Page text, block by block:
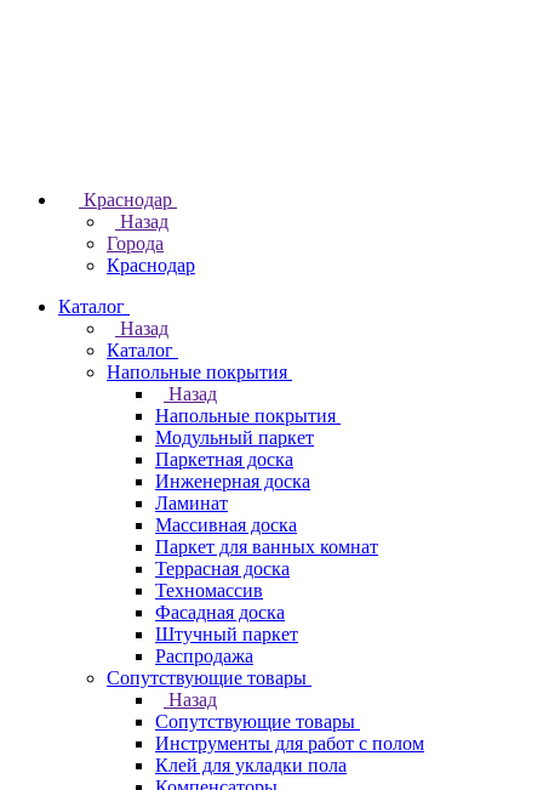
Краснодар
Назад
Города
Краснодар
Каталог
Назад
Каталог
Напольные покрытия
Назад
Напольные покрытия
Модульный паркет
Паркетная доска
Инженерная доска
Ламинат
Массивная доска
Паркет для ванных комнат
Террасная доска
Техномассив
Фасадная доска
Штучный паркет
Распродажа
Сопутствующие товары
Назад
Сопутствующие товары
Инструменты для работ с полом
Клей для укладки пола